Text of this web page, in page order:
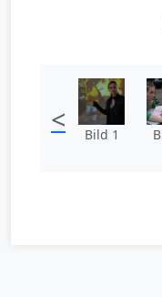
< Bild 1